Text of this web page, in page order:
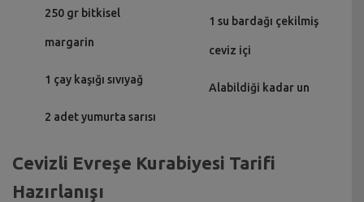
250 gr bitkisel
margarin
1 çay kaşığı sıvıyağ
2 adet yumurta sarısı
1 su bardağı çekilmiş
ceviz içi
Alabildiği kadar un
Cevizli Evreşe Kurabiyesi Tarifi
Hazırlanışı